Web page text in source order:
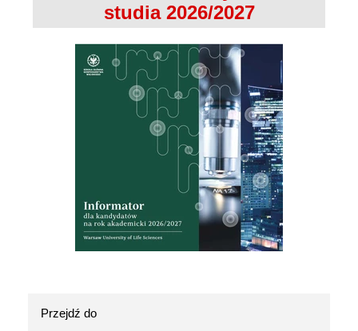
studia 2026/2027
Przejdź do